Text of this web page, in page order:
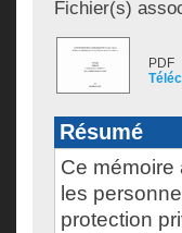
Fichier(s)
PDF
Résumé
Ce mémoire
les
protection